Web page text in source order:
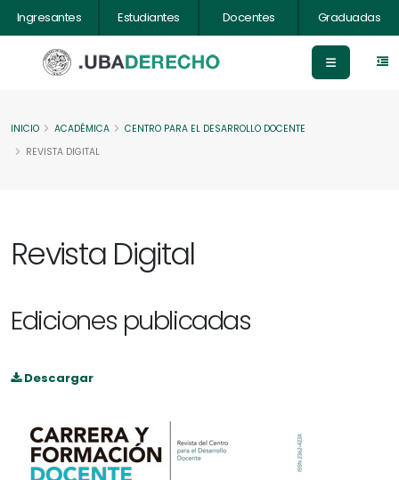
Ingresantes Estudiantes Docentes Graduadas
INICIO ACADÉMICA
CENTRO PARA EL DESARROLLO DOCENTE
REVISTA DIGITAL
Revista Digital
Ediciones publicadas
Descargar